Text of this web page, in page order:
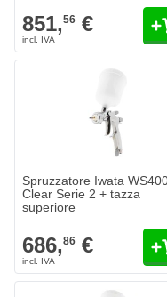
851,56 €
Spruzzatore Iwata
Spruzzatore Iwata
Clear Serie 2 + tazza
superiore
686,86 €
Spruzzatore Iwata W400